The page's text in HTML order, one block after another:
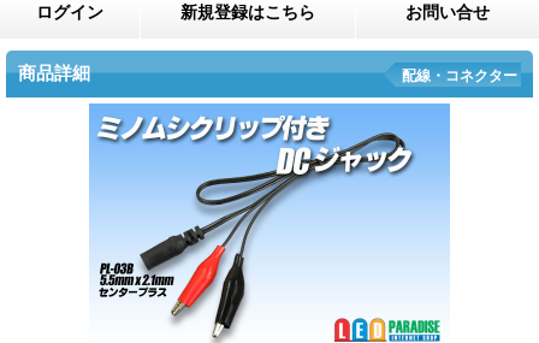
ログイン 新規登録はこちら お問い合せ
商品詳細 配線・コネクター